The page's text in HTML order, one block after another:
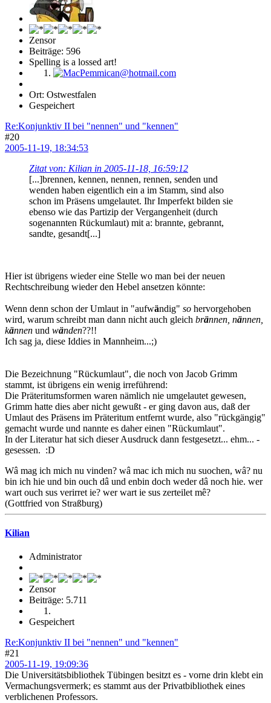
Zensor
Beiträge: 596
Spelling is a lossed art!
Ort: Ostwestfalen
Gespeichert
Re:Konjunktiv II bei "nennen" und "kennen"
#20
2005-11-19, 18:34:53
Zitat von: Kilian in 2005-11-18, 16:59:12
[...]brennen, kennen, nennen, rennen, senden und
wenden haben eigentlich ein a im Stamm, sind also
schon im Präsens umgelautet. Ihr Imperfekt bilden sie
ebenso wie das Partizip der Vergangenheit (durch
sogenannten Rückumlaut) mit a: brannte, gebrannt,
sandte, gesandt[...]
Hier ist übrigens wieder eine Stelle wo man bei der neuen
Rechtschreibung wieder den Hebel ansetzen könnte:
Wenn denn schon der Umlaut in "aufwändig" so hervorgehoben
wird, warum schreibt man dann nicht auch gleich brännen, nännen,
kännen und wänden??!!
Ich sag ja, diese Iddies in Mannheim...;)
Die Bezeichnung "Rückumlaut", die noch von Jacob Grimm
stammt, ist übrigens ein wenig irreführend:
Die Präteritumsformen waren nämlich nie umgelautet gewesen,
Grimm hatte dies aber nicht gewußt - er ging davon aus, daß der
Umlaut des Präsens im Präteritum entfernt wurde, also "rückgängig"
gemacht wurde und nannte es daher einen "Rückumlaut".
In der Literatur hat sich dieser Ausdruck dann festgesetzt... ehm... -
gesessen. :D
Wâ mag ich mich nu vinden? wâ mac ich mich nu suochen, wâ? nu
bin ich hie und bin ouch dâ und enbin doch weder dâ noch hie. wer
wart ouch sus verirret ie? wer wart ie sus zerteilet mê?
(Gottfried von Straßburg)
Kilian
Administrator
Zensor
Beiträge: 5.711
Gespeichert
Re:Konjunktiv II bei "nennen" und "kennen"
#21
2005-11-19, 19:09:36
Die Universitätsbibliothek Tübingen besitzt es - vorne drin klebt ein
Vermachungsvermerk; es stammt aus der Privatbibliothek eines
verblichenen Professors.